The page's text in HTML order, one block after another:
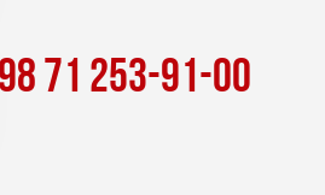
71 253-91-00